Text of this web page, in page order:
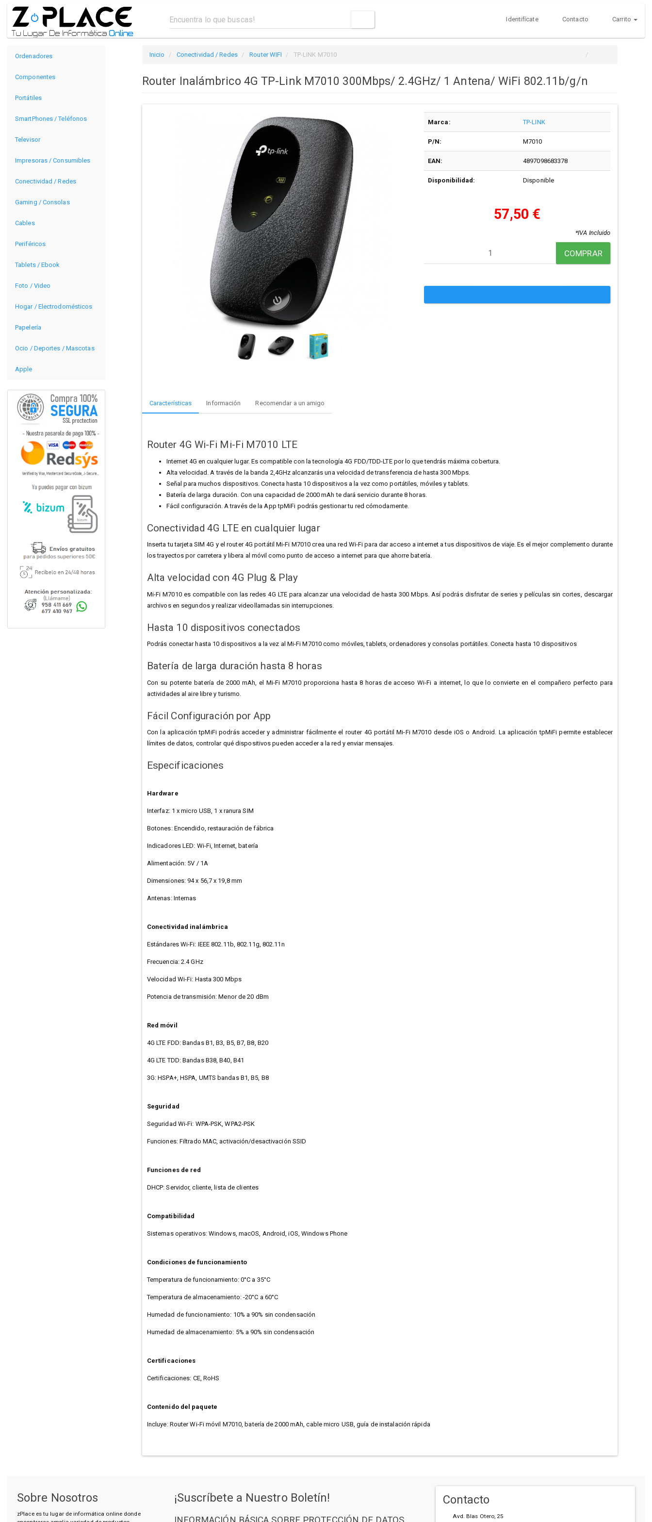
Identifícate Contacto Carrito
Ordenadores
Componentes
Portátiles
SmartPhones / Teléfonos
Televisor
Impresoras / Consumibles
Conectividad / Redes
Gaming / Consolas
Cables
Periféricos
Tablets / Ebook
Foto / Video
Hogar / Electrodomésticos
Papelería
Ocio / Deportes / Mascotas
Apple
Inicio Conectividad / Redes Router WIFI TP-LINK M7010
Router Inalámbrico 4G TP-Link M7010 300Mbps/ 2.4GHz/ 1 Antena/ WiFi 802.11b/g/n
Marca: TP-LINK
P/N: M7010
EAN: 4897098683378
Disponibilidad: Disponible
57,50 €
*IVA Incluido
COMPRAR
Características Información Recomendar a un amigo
Router 4G Wi-Fi Mi-Fi M7010 LTE
Internet 4G en cualquier lugar. Es compatible con la tecnología 4G FDD/TDD-LTE por lo que tendrás máxima cobertura.
Alta velocidad. A través de la banda 2,4GHz alcanzarás una velocidad de transferencia de hasta 300 Mbps.
Señal para muchos dispositivos. Conecta hasta 10 dispositivos a la vez como portátiles, móviles y tablets.
Batería de larga duración. Con una capacidad de 2000 mAh te dará servicio durante 8 horas.
Fácil configuración. A través de la App tpMiFi podrás gestionar tu red cómodamente.
Conectividad 4G LTE en cualquier lugar
Inserta tu tarjeta SIM 4G y el router 4G portátil Mi-Fi M7010 crea una red Wi-Fi para dar acceso a internet a tus dispositivos de viaje. Es el mejor complemento durante
los trayectos por carretera y libera al móvil como punto de acceso a internet para que ahorre batería.
Alta velocidad con 4G Plug & Play
Mi-Fi M7010 es compatible con las redes 4G LTE para alcanzar una velocidad de hasta 300 Mbps. Así podrás disfrutar de series y películas sin cortes, descargar
archivos en segundos y realizar videollamadas sin interrupciones.
Hasta 10 dispositivos conectados
Podrás conectar hasta 10 dispositivos a la vez al Mi-Fi M7010 como móviles, tablets, ordenadores y consolas portátiles. Conecta hasta 10 dispositivos
Batería de larga duración hasta 8 horas
Con su potente batería de 2000 mAh, el Mi-Fi M7010 proporciona hasta 8 horas de acceso Wi-Fi a internet, lo que lo convierte en el compañero perfecto para
actividades al aire libre y turismo.
Fácil Configuración por App
Con la aplicación tpMiFi podrás acceder y administrar fácilmente el router 4G portátil Mi-Fi M7010 desde iOS o Android. La aplicación tpMiFi permite establecer
límites de datos, controlar qué dispositivos pueden acceder a la red y enviar mensajes.
Especificaciones
Hardware
Interfaz: 1 x micro USB, 1 x ranura SIM
Botones: Encendido, restauración de fábrica
Indicadores LED: Wi-Fi, Internet, batería
Alimentación: 5V / 1A
Dimensiones: 94 x 56,7 x 19,8 mm
Antenas: Internas
Conectividad inalámbrica
Estándares Wi-Fi: IEEE 802.11b, 802.11g, 802.11n
Frecuencia: 2.4 GHz
Velocidad Wi-Fi: Hasta 300 Mbps
Potencia de transmisión: Menor de 20 dBm
Red móvil
4G LTE FDD: Bandas B1, B3, B5, B7, B8, B20
4G LTE TDD: Bandas B38, B40, B41
3G: HSPA+, HSPA, UMTS bandas B1, B5, B8
Seguridad
Seguridad Wi-Fi: WPA-PSK, WPA2-PSK
Funciones: Filtrado MAC, activación/desactivación SSID
Funciones de red
DHCP: Servidor, cliente, lista de clientes
Compatibilidad
Sistemas operativos: Windows, macOS, Android, iOS, Windows Phone
Condiciones de funcionamiento
Temperatura de funcionamiento: 0°C a 35°C
Temperatura de almacenamiento: -20°C a 60°C
Humedad de funcionamiento: 10% a 90% sin condensación
Humedad de almacenamiento: 5% a 90% sin condensación
Certificaciones
Certificaciones: CE, RoHS
Contenido del paquete
Incluye: Router Wi-Fi móvil M7010, batería de 2000 mAh, cable micro USB, guía de instalación rápida
Sobre Nosotros
zPlace es tu lugar de informática online donde
¡Suscríbete a Nuestro Boletín! Contacto
Avd. Blas Otero, 25